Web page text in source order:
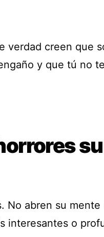
verdad creen que
y que tú no
su
No abren su mente
interesantes o